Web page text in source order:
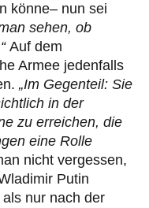
könne– nun sei
sehen, ob
Auf dem
Armee jedenfalls
„Im Gegenteil: Sie
in der
zu erreichen, die
eine Rolle
nicht vergessen,
Putin
nur nach der